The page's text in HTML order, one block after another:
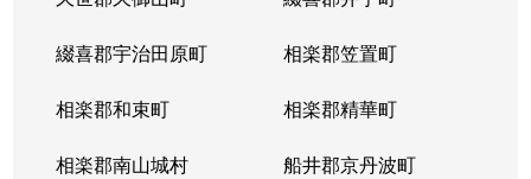
綴喜郡宇治田原町 相楽郡笠置町
相楽郡和束町 相楽郡精華町
相楽郡南山城村 船井郡京丹波町